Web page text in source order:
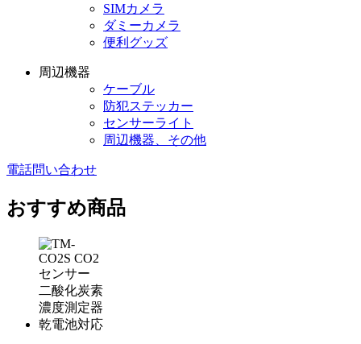
SIMカメラ
ダミーカメラ
便利グッズ
周辺機器
ケーブル
防犯ステッカー
センサーライト
周辺機器、その他
電話問い合わせ
おすすめ商品